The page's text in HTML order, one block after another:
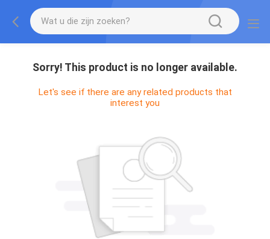
Sorry! This product is no longer available.
Let's see if there are any related products that
interest you